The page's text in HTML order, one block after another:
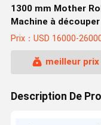
1300 mm Mother
Machine à
m/min
Prix：USD 16000-
meilleur prix
Description De